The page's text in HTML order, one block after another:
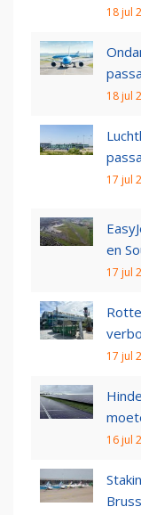
18 jul
18 jul
17 jul
en
17 jul
17 jul
16 jul